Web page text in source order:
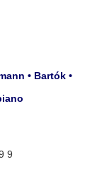
• Bartók •
9